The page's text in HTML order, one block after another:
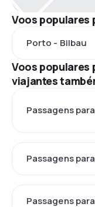
Voos populares
Porto - Bilbau
Voos populares
viajantes
Passagens
Passagens
Passagens